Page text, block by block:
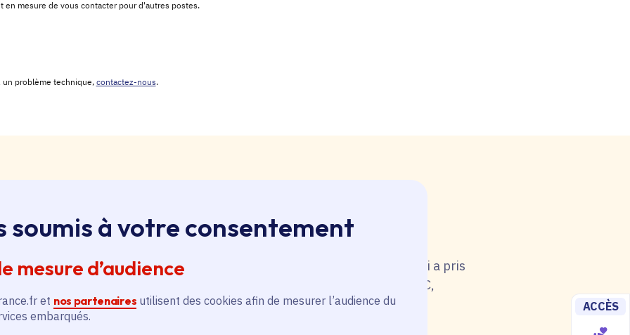
soumis à votre consentement
mesure d’audience
et nos partenaires utilisent des cookies afin de mesurer l’audience du
embarqués.
ACCÈS
apprentissage, stage
sur le bouton « Liste d'offres » pour qu'il soit en rouge. Une anomalie
aussitôt en haut de page. Redescendez au niveau du tableau. Celui-ci a pris
alors faire une recherche par catégorie (emploi de catégorie A/B/C,
filière et département (75, 77, 78, 91, 92, 93, 94, 95).